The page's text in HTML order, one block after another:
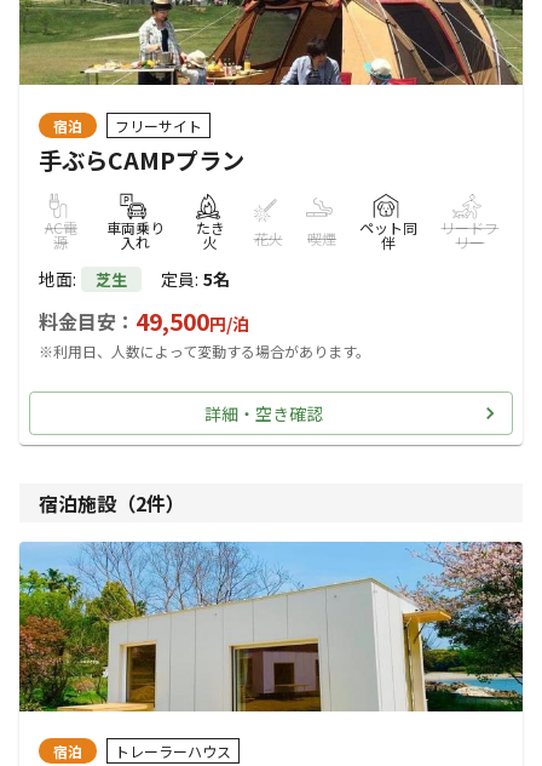
宿泊 フリーサイト
手ぶらCAMPプラン
AC電
源
車両乗り
入れ
たき
火 花火 喫煙
ペット同
伴
リードフ
リー
地面: 芝生 定員: 5名
料金目安： 49,500円/泊
※利用日、人数によって変動する場合があります。
詳細・空き確認
宿泊施設（2件）
宿泊 トレーラーハウス